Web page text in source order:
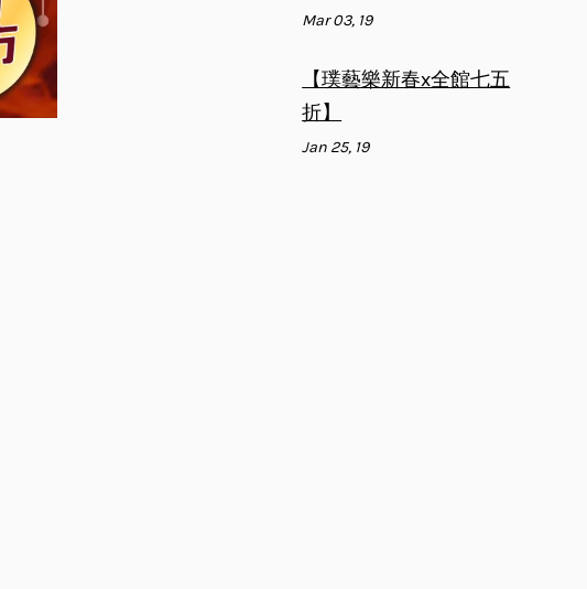
Mar 03, 19
【璞藝樂新春x全館七五
折】
Jan 25, 19